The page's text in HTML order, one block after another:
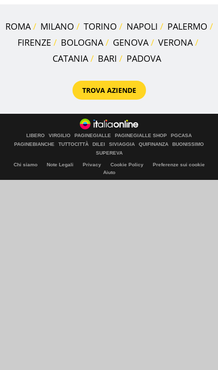
ROMA MILANO TORINO NAPOLI
PALERMO
FIRENZE
BOLOGNA GENOVA
VERONA
CATANIA
BARI PADOVA
TROVA AZIENDE
LIBERO VIRGILIO PAGINEGIALLE PAGINEGIALLE SHOP
PGCASA
PAGINEBIANCHE
TUTTOCITTÀ DILEI SIVIAGGIA QUIFINANZA
BUONISSIMO
SUPEREVA
Chi siamo Note Legali Privacy Cookie Policy
Preferenze sui cookie
Aiuto